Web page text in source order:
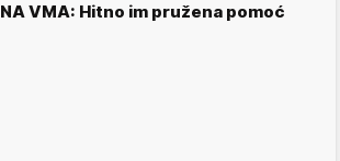
NA VMA: Hitno im pružena pomoć